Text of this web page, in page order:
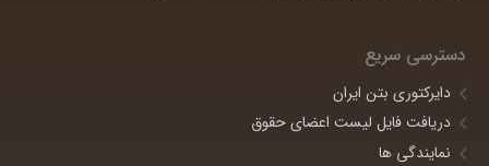
دسترسی سریع
دایرکتوری بتن ایران
دریافت فایل لیست اعضای حقوق
نمایندگی ها